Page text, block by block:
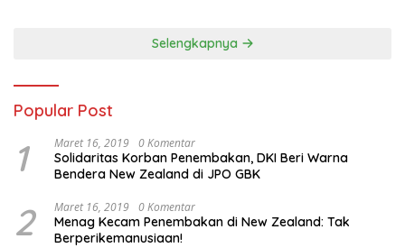
Selengkapnya
Popular Post
1 Maret 16, 2019 0 Komentar
Solidaritas Korban Penembakan, DKI Beri Warna
Bendera New Zealand di JPO GBK
2 Maret 16, 2019 0 Komentar
Menag Kecam Penembakan di New Zealand: Tak
Berperikemanusiaan!